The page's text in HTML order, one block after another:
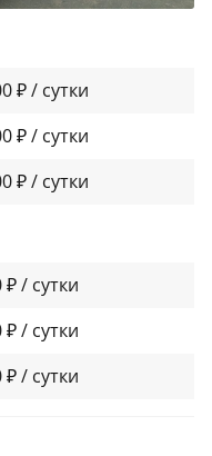
₽ / сутки
₽ / сутки
₽ / сутки
₽ / сутки
₽ / сутки
₽ / сутки